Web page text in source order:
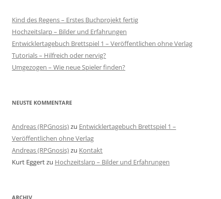
Kind des Regens – Erstes Buchprojekt fertig
Hochzeitslarp – Bilder und Erfahrungen
Entwicklertagebuch Brettspiel 1 – Veröffentlichen ohne Verlag
Tutorials – Hilfreich oder nervig?
Umgezogen – Wie neue Spieler finden?
NEUSTE KOMMENTARE
Andreas (RPGnosis)zu Entwicklertagebuch Brettspiel 1 –
Veröffentlichen ohne Verlag
Andreas (RPGnosis)zu Kontakt
Kurt Eggertzu Hochzeitslarp – Bilder und Erfahrungen
ARCHIV